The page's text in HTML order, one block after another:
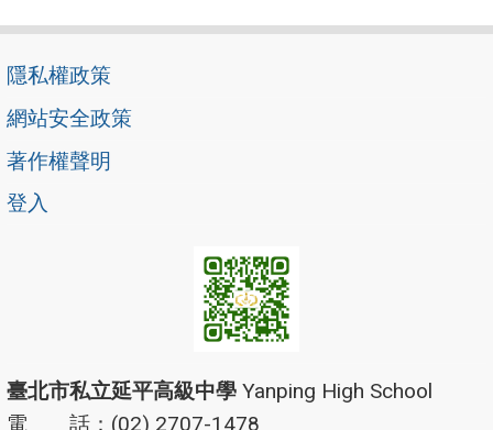
隱私權政策
網站安全政策
著作權聲明
登入
臺北市私立延平高級中學 Yanping High School
電 話：(02) 2707-1478